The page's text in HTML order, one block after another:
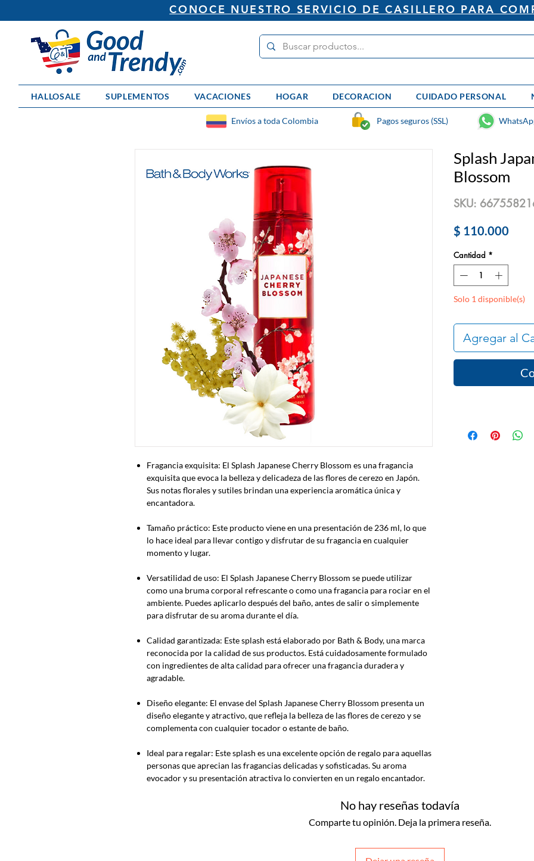
CONOCE NUESTRO SERVICIO DE CASILLERO PARA
HALLOSALE SUPLEMENTOS VACACIONES HOGAR DECORACION CUIDADO PERSONAL
Pagos seguros (SSL)
Envíos a toda Colombia
Fragancia exquisita: El Splash Japanese Cherry Blossom es una fragancia
exquisita que evoca la belleza y delicadeza de las flores de cerezo en Japón.
Sus notas florales y sutiles brindan una experiencia aromática única y
encantadora.
Tamaño práctico: Este producto viene en una presentación de 236 ml, lo que
lo hace ideal para llevar contigo y disfrutar de su fragancia en cualquier
momento y lugar.
Versatilidad de uso: El Splash Japanese Cherry Blossom se puede utilizar
como una bruma corporal refrescante o como una fragancia para rociar en el
ambiente. Puedes aplicarlo después del baño, antes de salir o simplemente
para disfrutar de su aroma durante el día.
Calidad garantizada: Este splash está elaborado por Bath & Body, una marca
reconocida por la calidad de sus productos. Está cuidadosamente formulado
con ingredientes de alta calidad para ofrecer una fragancia duradera y
agradable.
Diseño elegante: El envase del Splash Japanese Cherry Blossom presenta un
diseño elegante y atractivo, que refleja la belleza de las flores de cerezo y se
complementa con cualquier tocador o estante de baño.
Ideal para regalar: Este splash es una excelente opción de regalo para aquellas
personas que aprecian las fragancias delicadas y sofisticadas. Su aroma
evocador y su presentación atractiva lo convierten en un regalo encantador.
Splash
Blossom
SKU:
$ 110.000
Cantidad *
Solo 1 disponible(s)
Agregar al
No hay reseñas todavía
Comparte tu opinión. Deja la primera reseña.